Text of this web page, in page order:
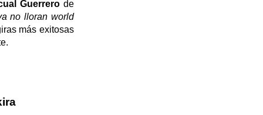
Guerrerode
no lloran world
más exitosas